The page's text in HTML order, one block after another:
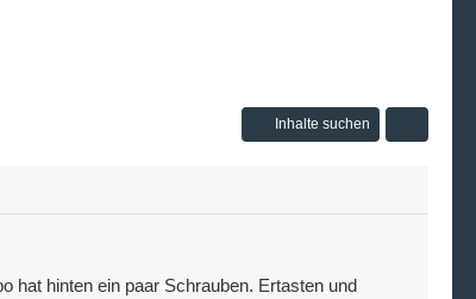
Inhalte suchen
hat hinten ein paar Schrauben. Ertasten und